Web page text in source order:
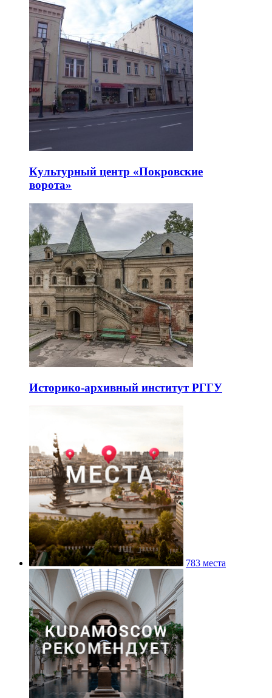
Культурный центр «Покровские
ворота»
Историко-архивный институт РГГУ
783 места